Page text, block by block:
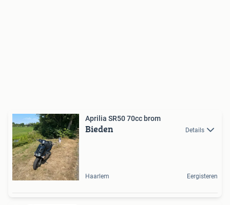
Aprilia SR50 70cc brom
Bieden Details
Haarlem Eergisteren